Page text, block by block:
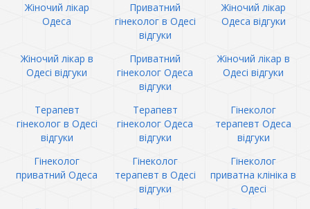
Жіночий лікар
Одеса
Приватний
гінеколог в Одесі
відгуки
Жіночий лікар
Одеса відгуки
Жіночий лікар в
Одесі відгуки
Приватний
гінеколог Одеса
відгуки
Жіночий лікар в
Одесі відгуки
Терапевт
гінеколог в Одесі
відгуки
Терапевт
гінеколог Одеса
відгуки
Гінеколог
терапевт Одеса
відгуки
Гінеколог
приватний Одеса
Гінеколог
терапевт в Одесі
відгуки
Гінеколог
приватна клініка в
Одесі